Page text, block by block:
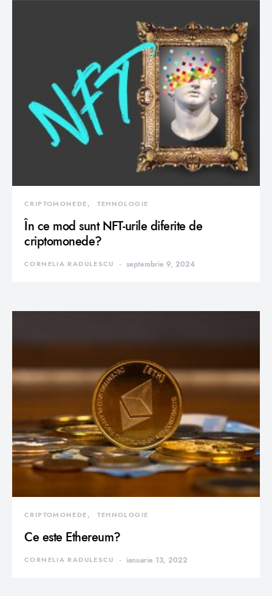
CRIPTOMONEDE TEHNOLOGIE
În ce mod sunt NFT-urile diferite de
criptomonede?
CORNELIA RADULESCU septembrie 9, 2024
CRIPTOMONEDE TEHNOLOGIE
Ce este Ethereum?
CORNELIA RADULESCU ianuarie 13, 2022